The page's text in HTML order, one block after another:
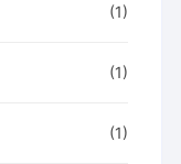
(1)
(1)
(1)